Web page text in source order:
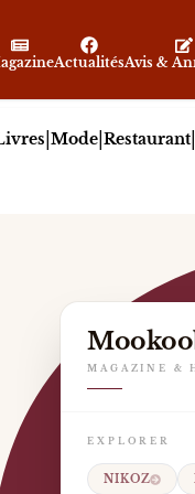
ActualitésAvis &
Mode| Restaurant|
son
MAGAZINE &
EXPLORER
NIKOZ